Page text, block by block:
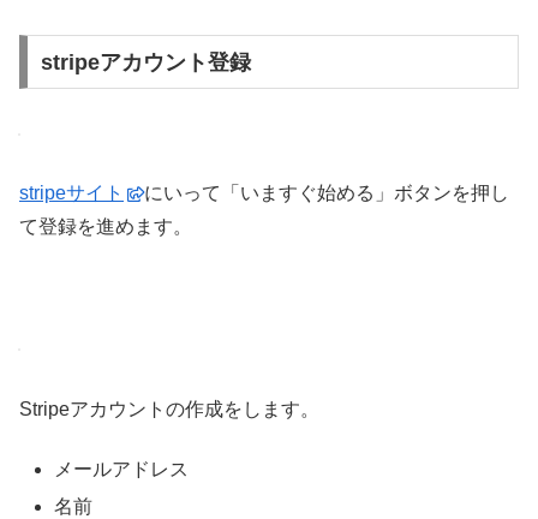
stripeアカウント登録
stripeサイト
にいって「いますぐ始める」ボタンを押し
て登録を進めます。
Stripeアカウントの作成をします。
メールアドレス
名前